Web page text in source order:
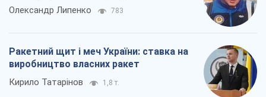
Олександр Липенко 783
Ракетний щит і меч України: ставка на
виробництво власних ракет
Кирило Татарінов 1,8 т.